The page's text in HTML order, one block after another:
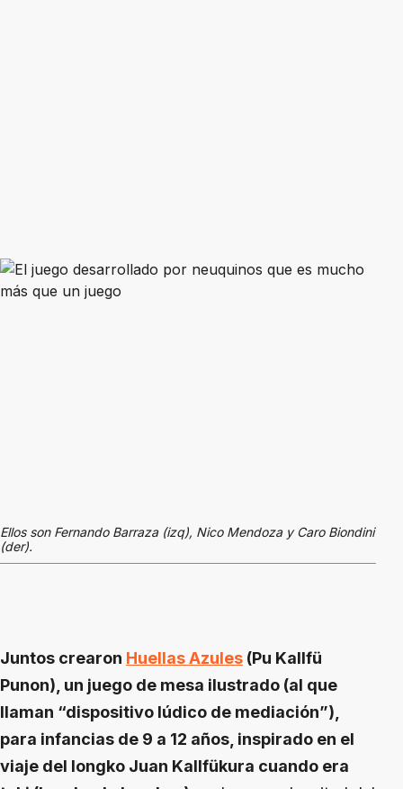
Ellos son Fernando Barraza (izq), Nico Mendoza y Caro Biondini
(der).
Juntos crearon Huellas Azules (Pu Kallfü
Punon), un juego de mesa ilustrado (al que
llaman “dispositivo lúdico de mediación”),
para infancias de 9 a 12 años, inspirado en el
viaje del longko Juan Kallfükura cuando era